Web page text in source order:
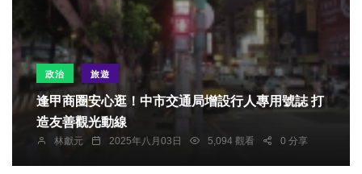
政治 旅遊
逢甲商圈安心逛！中市交通局增設行人專用號誌 打
造友善觀光動線
林獻元 2025年八月03日 5,094 觀看 0 分享